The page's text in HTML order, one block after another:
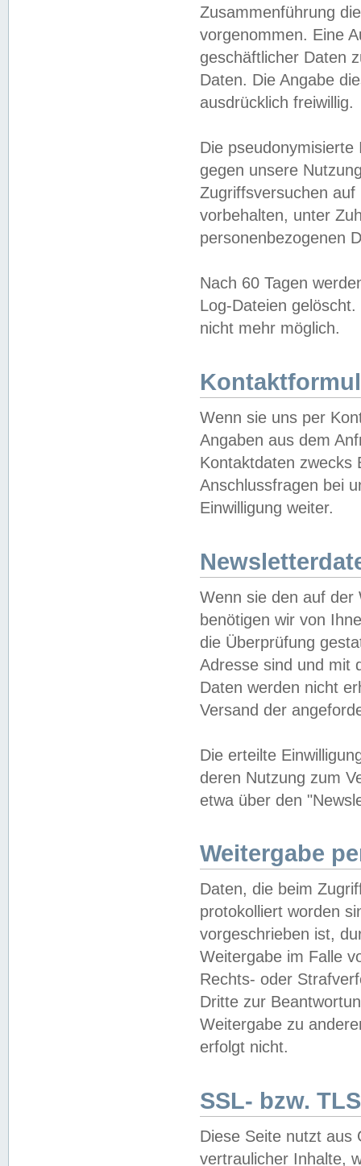
Zusammenführung
vorgenommen. Eine
geschäftlicher Daten
Daten. Die Angabe
ausdrücklich freiwillig.
Die
gegen unsere
Zugriffsversuchen
vorbehalten, unter
personenbezogenen
Nach 60 Tagen
Log-Dateien
nicht mehr möglich.
Wenn sie uns per
Angaben aus dem
Kontaktdaten zwecks
Anschlussfragen bei
Einwilligung weiter.
Wenn sie den auf der
benötigen wir von
die Überprüfung
Adresse sind und mit
Daten werden nicht
Versand der
Die erteilte
deren Nutzung zum
etwa über den
Weitergabe
Daten, die beim
protokolliert worden
vorgeschrieben ist,
Weitergabe im Falle
Rechts- oder
Dritte zur
Weitergabe zu
erfolgt nicht.
SSL- bzw.
Diese Seite nutzt aus
vertraulicher Inhalte,